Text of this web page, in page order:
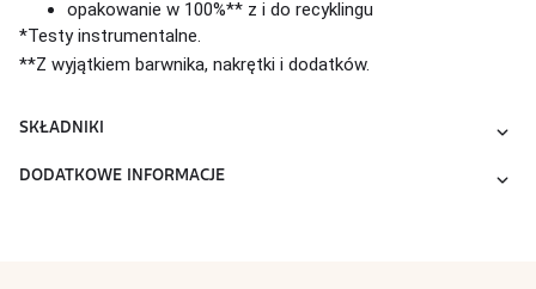
opakowanie w 100%** z i do recyklingu
*Testy instrumentalne.
**Z wyjątkiem barwnika, nakrętki i dodatków.
SKŁADNIKI
DODATKOWE INFORMACJE